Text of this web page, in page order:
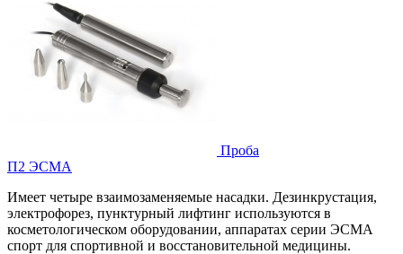
Проба
П2 ЭСМА
Имеет четыре взаимозаменяемые насадки. Дезинкрустация,
электрофорез, пунктурный лифтинг используются в
косметологическом оборудовании, аппаратах серии ЭСМА
спорт для спортивной и восстановительной медицины.